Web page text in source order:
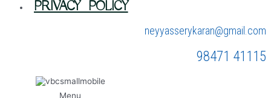
PRIVACY POLICY
neyyasserykaran@gmail.com
98471 41115
Menu